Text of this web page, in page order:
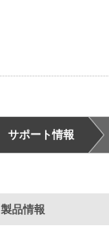
サポート情報
製品情報